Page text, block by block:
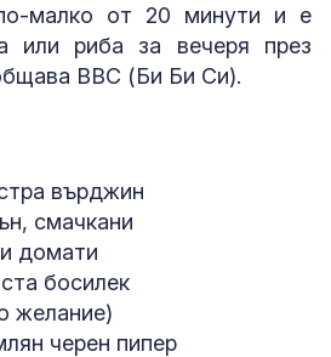
малко от 20 минути и е
или риба за вечеря през
BBC (Би Би Си).
върджин
смачкани
домати
босилек
желание)
черен пипер